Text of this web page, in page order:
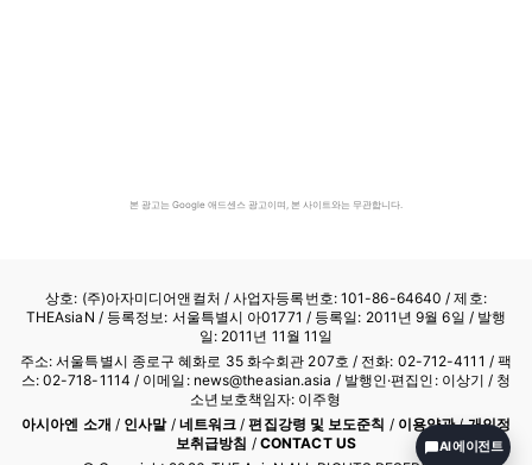
본 광고는 Google 애드센스 광고이며, 본 사이트와는 무관합니다.
상호: (주)아자미디어앤컬처 /사업자등록번호: 101-86-64640 / 제호:
THEAsiaN / 등록정보: 서울특별시 아01771 / 등록일: 2011년 9월 6일 / 발행
일: 2011년 11월 11일
주소: 서울특별시 종로구 혜화로 35 화수회관 207호 / 전화: 02-712-4111 / 팩
스: 02-718-1114 / 이메일: news@theasian.asia / 발행인·편집인: 이상기 / 청
소년보호책임자: 이주형
아시아엔 소개 / 인사말/ 네트워크 /편집강령 및 보도준칙 / 이용약관/개인정
보취급방침 / CONTACT US
AI 에이전트